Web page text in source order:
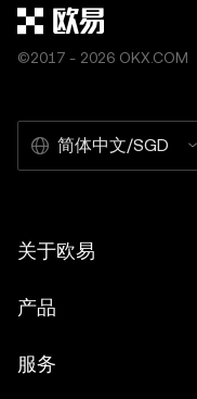
©2017 - 2026 OKX.COM
简体中文/SGD
关于欧易
产品
服务